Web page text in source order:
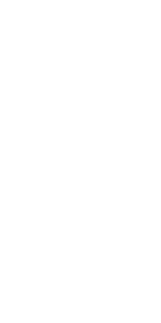
Harger,